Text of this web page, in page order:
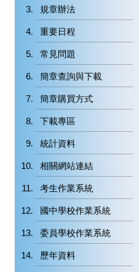
規章辦法
重要日程
常見問題
簡章查詢與下載
簡章購買方式
下載專區
統計資料
相關網站連結
考生作業系統
國中學校作業系統
委員學校作業系統
歷年資料